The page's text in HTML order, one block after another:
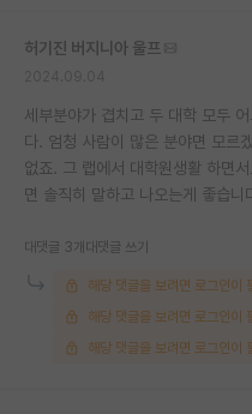
커리어
이벤트
반도체 아카데미
허기진 버지니아 울프
세부분야가 겹치고 두 대학 모두
다. 엄청 사람이 많은 분야면 모르
없죠. 그 랩에서 대학원생활 하면
면 솔직히 말하고 나오는게 좋습니
대댓글 3개 대댓글 쓰기
해당 댓글을 보려면 로그인이
해당 댓글을 보려면 로그인이
해당 댓글을 보려면 로그인이